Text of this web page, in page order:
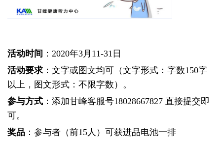
活动时间 ：2020年3月11-31日
活动要求 ： 文字或图文均可（文字形式：字数150字
以上，图文形式：不限字数）。
参与方式 ： 添加甘峰客服号18028667827 直接提交即
可。
奖品 ： 参与者（前15人）可获进品电池一排